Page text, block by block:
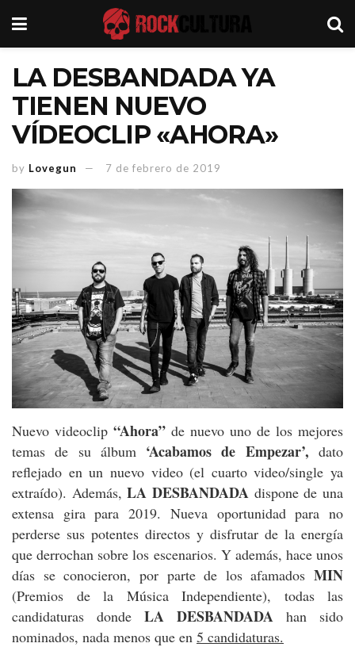
LA DESBANDADA YA
TIENEN NUEVO
VÍDEOCLIP «AHORA»
by Lovegun 7 de febrero de 2019
Nuevo videoclip “Ahora” de nuevo uno de los mejores
temas de su álbum ‘Acabamos de Empezar’, dato
reflejado en un nuevo video (el cuarto video/single ya
extraído). Además,LA DESBANDADA dispone de una
extensa gira para 2019. Nueva oportunidad para no
perderse sus potentes directos y disfrutar de la energía
que derrochan sobre los escenarios. Y además, hace unos
días se conocieron, por parte de los afamados MIN
(Premios de la Música Independiente), todas las
candidaturas donde LA DESBANDADA han sido
nominados, nada menos que en 5 candidaturas.